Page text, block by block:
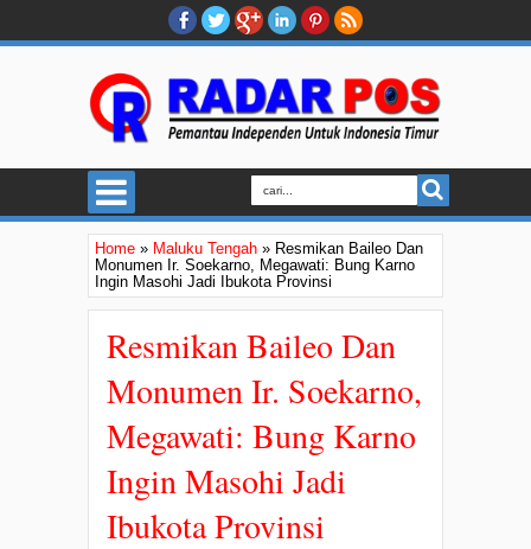
Home » Maluku Tengah » Resmikan Baileo Dan
Monumen Ir. Soekarno, Megawati: Bung Karno
Ingin Masohi Jadi Ibukota Provinsi
Resmikan Baileo Dan
Monumen Ir. Soekarno,
Megawati: Bung Karno
Ingin Masohi Jadi
Ibukota Provinsi